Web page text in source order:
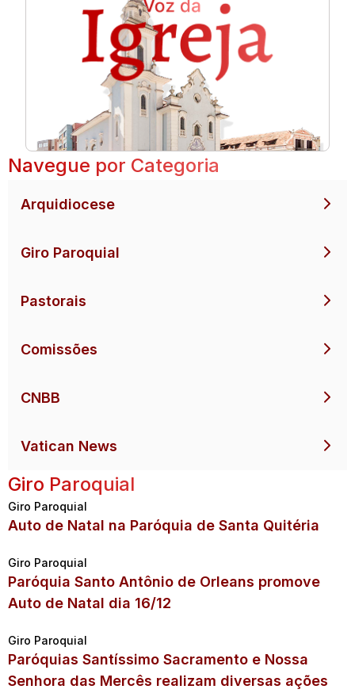
Navegue por Categoria
Arquidiocese
Giro Paroquial
Pastorais
Comissões
CNBB
Vatican News
Giro Paroquial
Giro Paroquial
Auto de Natal na Paróquia de Santa Quitéria
Giro Paroquial
Paróquia Santo Antônio de Orleans promove
Auto de Natal dia 16/12
Giro Paroquial
Paróquias Santíssimo Sacramento e Nossa
Senhora das Mercês realizam diversas ações